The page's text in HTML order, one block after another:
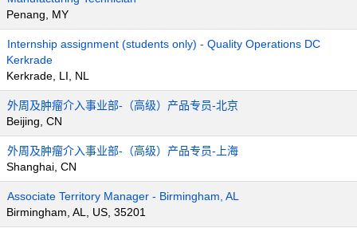
Penang, MY
Internship assignment (students only) - Quality Operations DC
Kerkrade
Kerkrade, LI, NL
外周及肿瘤介入事业部-（高级）产品专员-北京
Beijing, CN
外周及肿瘤介入事业部-（高级）产品专员-上海
Shanghai, CN
Associate Territory Manager - Birmingham, AL
Birmingham, AL, US, 35201